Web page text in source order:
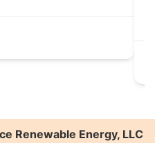
Renewable Energy, LLC